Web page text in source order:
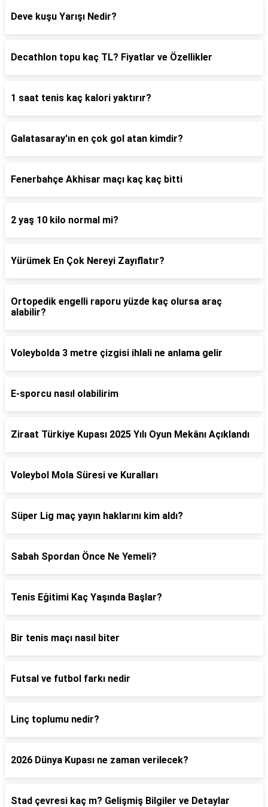
Deve kuşu Yarışı Nedir?
Decathlon topu kaç TL? Fiyatlar ve Özellikler
1 saat tenis kaç kalori yaktırır?
Galatasaray'ın en çok gol atan kimdir?
Fenerbahçe Akhisar maçı kaç kaç bitti
2 yaş 10 kilo normal mi?
Yürümek En Çok Nereyi Zayıflatır?
Ortopedik engelli raporu yüzde kaç olursa araç
alabilir?
Voleybolda 3 metre çizgisi ihlali ne anlama gelir
E-sporcu nasıl olabilirim
Ziraat Türkiye Kupası 2025 Yılı Oyun Mekânı Açıklandı
Voleybol Mola Süresi ve Kuralları
Süper Lig maç yayın haklarını kim aldı?
Sabah Spordan Önce Ne Yemeli?
Tenis Eğitimi Kaç Yaşında Başlar?
Bir tenis maçı nasıl biter
Futsal ve futbol farkı nedir
Linç toplumu nedir?
2026 Dünya Kupası ne zaman verilecek?
Stad çevresi kaç m? Gelişmiş Bilgiler ve Detaylar